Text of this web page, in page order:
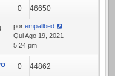
0 46650
por empallbed
Qui Ago 19, 2021
5:24 pm
0 44862